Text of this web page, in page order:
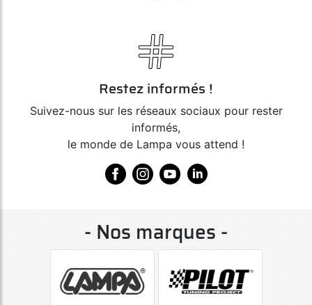
Restez informés !
Suivez-nous sur les réseaux sociaux pour rester
informés,
le monde de Lampa vous attend !
- Nos marques -